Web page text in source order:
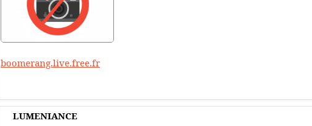
boomerang.live.free.fr
LUMENIANCE